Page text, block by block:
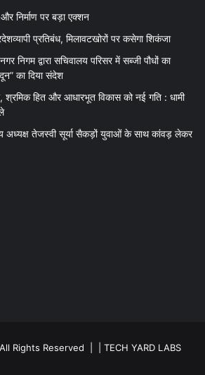
निर्माण पर बड़ा एक्शन
प्रतिबंध, मिलावटखोरों पर कसेगा शिकंजा
निगम द्वारा सचिवालय परिसर में सब्जी पौधों का
का दिया संदेश
श्रमिक हित और आधारभूत विकास को नई गति : धामी
अध्यक्ष तेजस्वी सूर्या सैकड़ों युवाओं के साथ कांवड़ लेकर
Rights Reserved | | TECH YARD LABS